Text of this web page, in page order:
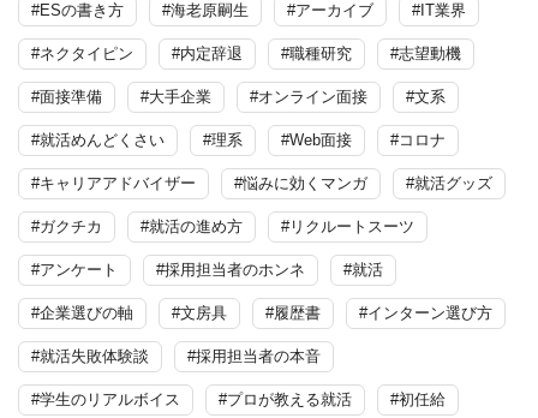
#ESの書き方 #海老原嗣生 #アーカイブ #IT業界
#ネクタイピン #内定辞退 #職種研究 #志望動機
#面接準備 #大手企業 #オンライン面接 #文系
#就活めんどくさい #理系 #Web面接 #コロナ
#キャリアアドバイザー #悩みに効くマンガ #就活グッズ
#ガクチカ #就活の進め方 #リクルートスーツ
#アンケート #採用担当者のホンネ #就活
#企業選びの軸 #文房具 #履歴書 #インターン選び方
#就活失敗体験談 #採用担当者の本音
#学生のリアルボイス #プロが教える就活 #初任給